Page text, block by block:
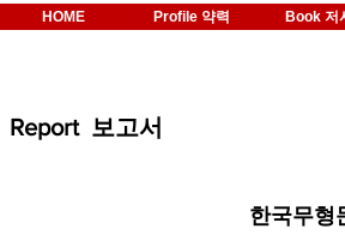
HOME Profile 약력 Book 저
Report 보고서
한국무형